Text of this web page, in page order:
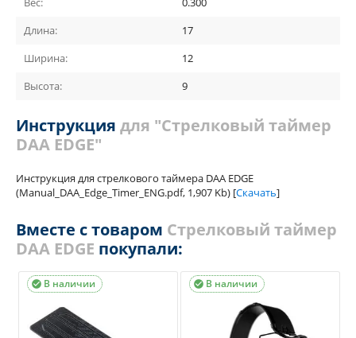
Длина:
17
Ширина:
12
Высота:
9
Инструкция для "Стрелковый таймер
DAA EDGE"
Инструкция для стрелкового таймера DAA EDGE
(Manual_DAA_Edge_Timer_ENG.pdf, 1,907 Kb) [Скачать]
Вместе с товаром Стрелковый таймер
DAA EDGE покупали:
В наличии
 В наличии
